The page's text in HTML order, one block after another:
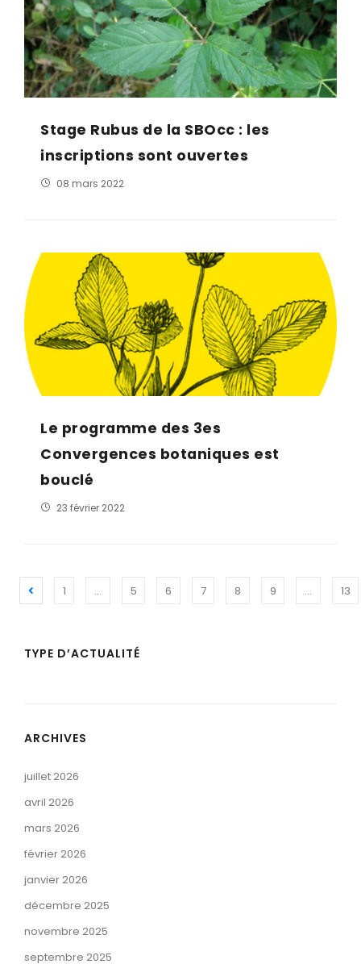
Stage Rubus de la SBOcc : les
inscriptions sont ouvertes
08 mars 2022
Le programme des 3es
Convergences botaniques est
bouclé
23 février 2022
1 … 5 6 7 8 9 … 13
TYPE D’ACTUALITÉ
ARCHIVES
juillet 2026
avril 2026
mars 2026
février 2026
janvier 2026
décembre 2025
novembre 2025
septembre 2025